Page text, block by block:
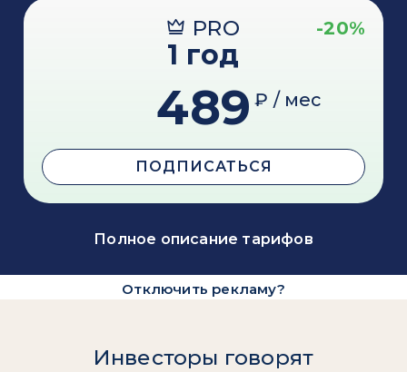
PRO -20%
1 год
489 ₽ / мес
ПОДПИСАТЬСЯ
Полное описание тарифов
Отключить рекламу?
Инвесторы говорят